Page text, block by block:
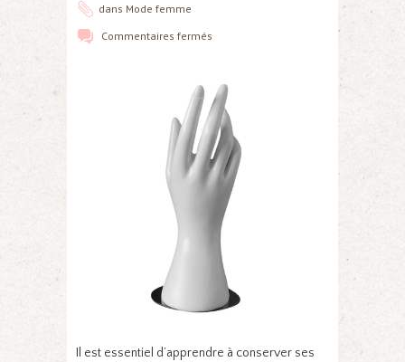
dans Mode femme
Commentaires fermés
Il est essentiel d’apprendre à conserver ses